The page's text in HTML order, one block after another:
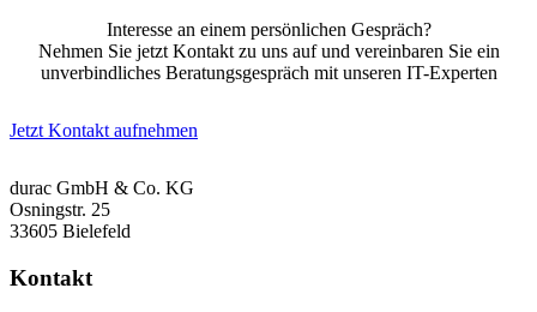
Interesse an einem persönlichen Gespräch?
Nehmen Sie jetzt Kontakt zu uns auf und vereinbaren Sie ein
unverbindliches Beratungsgespräch mit unseren IT-Experten
Jetzt Kontakt aufnehmen
durac GmbH & Co. KG
Osningstr. 25
33605 Bielefeld
Kontakt